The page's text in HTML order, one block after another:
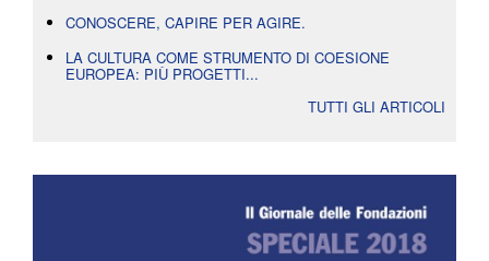
CONOSCERE, CAPIRE PER AGIRE.
LA CULTURA COME STRUMENTO DI COESIONE
EUROPEA: PIÙ PROGETTI...
TUTTI GLI ARTICOLI